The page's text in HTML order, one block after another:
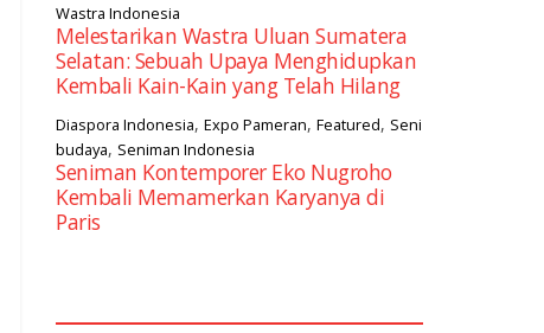
Wastra Indonesia
Melestarikan Wastra Uluan Sumatera
Selatan: Sebuah Upaya Menghidupkan
Kembali Kain-Kain yang Telah Hilang
Diaspora Indonesia, Expo Pameran, Featured, Seni
budaya, Seniman Indonesia
Seniman Kontemporer Eko Nugroho
Kembali Memamerkan Karyanya di
Paris